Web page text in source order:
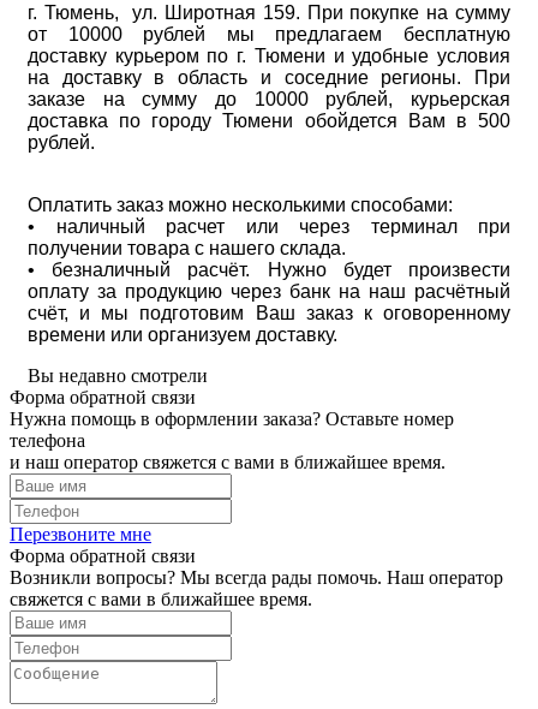
г. Тюмень, ул. Широтная 159. При покупке на сумму
от 10000 рублей мы предлагаем бесплатную
доставку курьером по г. Тюмени и удобные условия
на доставку в область и соседние регионы. При
заказе на сумму до 10000 рублей, курьерская
доставка по городу Тюмени обойдется Вам в 500
рублей.
Оплатить заказ можно несколькими способами:
• наличный расчет или через терминал при
получении товара с нашего склада.
• безналичный расчёт. Нужно будет произвести
оплату за продукцию через банк на наш расчётный
счёт, и мы подготовим Ваш заказ к оговоренному
времени или организуем доставку.
Вы недавно смотрели
Форма обратной связи
Нужна помощь в оформлении заказа? Оставьте номер
телефона
и наш оператор свяжется с вами в ближайшее время.
Перезвоните мне
Форма обратной связи
Возникли вопросы? Мы всегда рады помочь. Наш оператор
свяжется с вами в ближайшее время.